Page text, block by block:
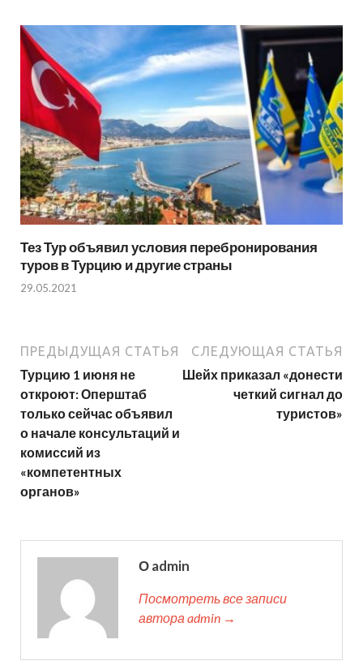
Тез Тур объявил условия перебронирования
туров в Турцию и другие страны
29.05.2021
ПРЕДЫДУЩАЯ СТАТЬЯ
Турцию 1 июня не
откроют: Оперштаб
только сейчас объявил
о начале консультаций и
комиссий из
«компетентных
органов»
СЛЕДУЮЩАЯ СТАТЬЯ
Шейх приказал «донести
четкий сигнал до
туристов»
О admin
Посмотреть все записи
автора admin →